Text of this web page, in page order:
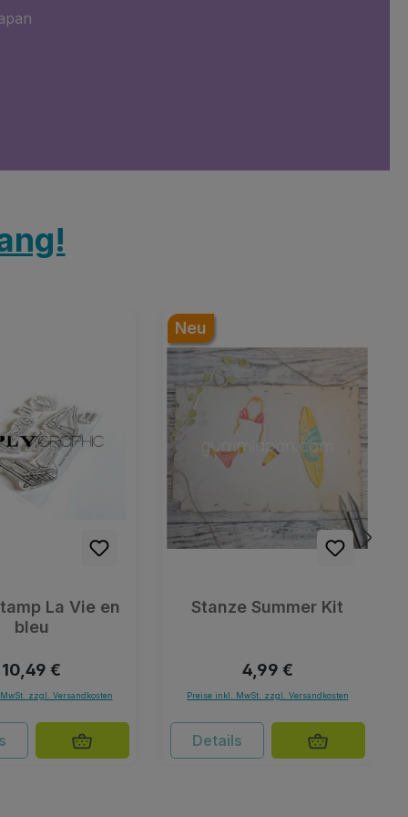
La Vie en
bleu
Regulärer Preis:
10,49 €
zzgl. Versandkosten
Neu
Stanze Summer Kit
Regulärer Preis:
4,99 €
Preise inkl. MwSt. zzgl. Versandkosten
Details